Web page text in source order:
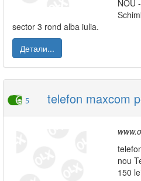
NOU
sector 3 rond alba iulia.
Детали...
5 telefon maxcom
nou
150